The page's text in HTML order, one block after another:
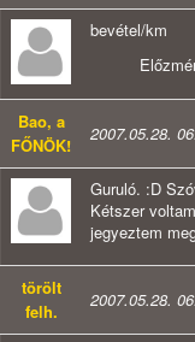
bevétel/km
Bao, a
FŐNÖK!
2007.05.28.
Guruló. :D
Kétszer
jegyeztem
törölt
felh.
2007.05.28.